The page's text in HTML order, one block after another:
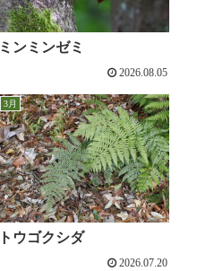
ミンミンゼミ
2026.08.05
3月
トウゴクシダ
2026.07.20